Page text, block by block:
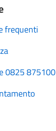
frequenti
0825 875100